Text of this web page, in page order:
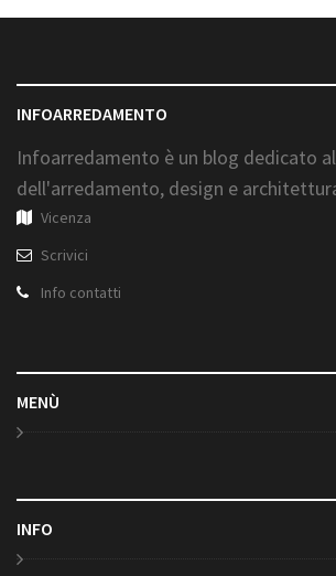
INFOARREDAMENTO
Infoarredamento è un blog dedicato
dell'arredamento, design e
Vicenza
Scrivici
Info contatti
MENÙ
INFO